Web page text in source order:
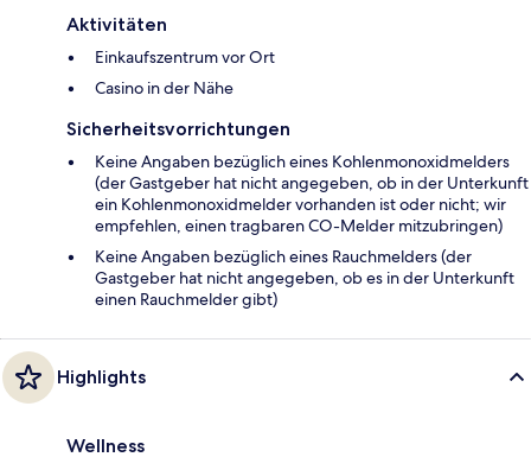
Aktivitäten
Einkaufszentrum vor Ort
Casino in der Nähe
Sicherheitsvorrichtungen
Keine Angaben bezüglich eines Kohlenmonoxidmelders
(der Gastgeber hat nicht angegeben, ob in der Unterkunft
ein Kohlenmonoxidmelder vorhanden ist oder nicht; wir
empfehlen, einen tragbaren CO-Melder mitzubringen)
Keine Angaben bezüglich eines Rauchmelders (der
Gastgeber hat nicht angegeben, ob es in der Unterkunft
einen Rauchmelder gibt)
Highlights
Wellness